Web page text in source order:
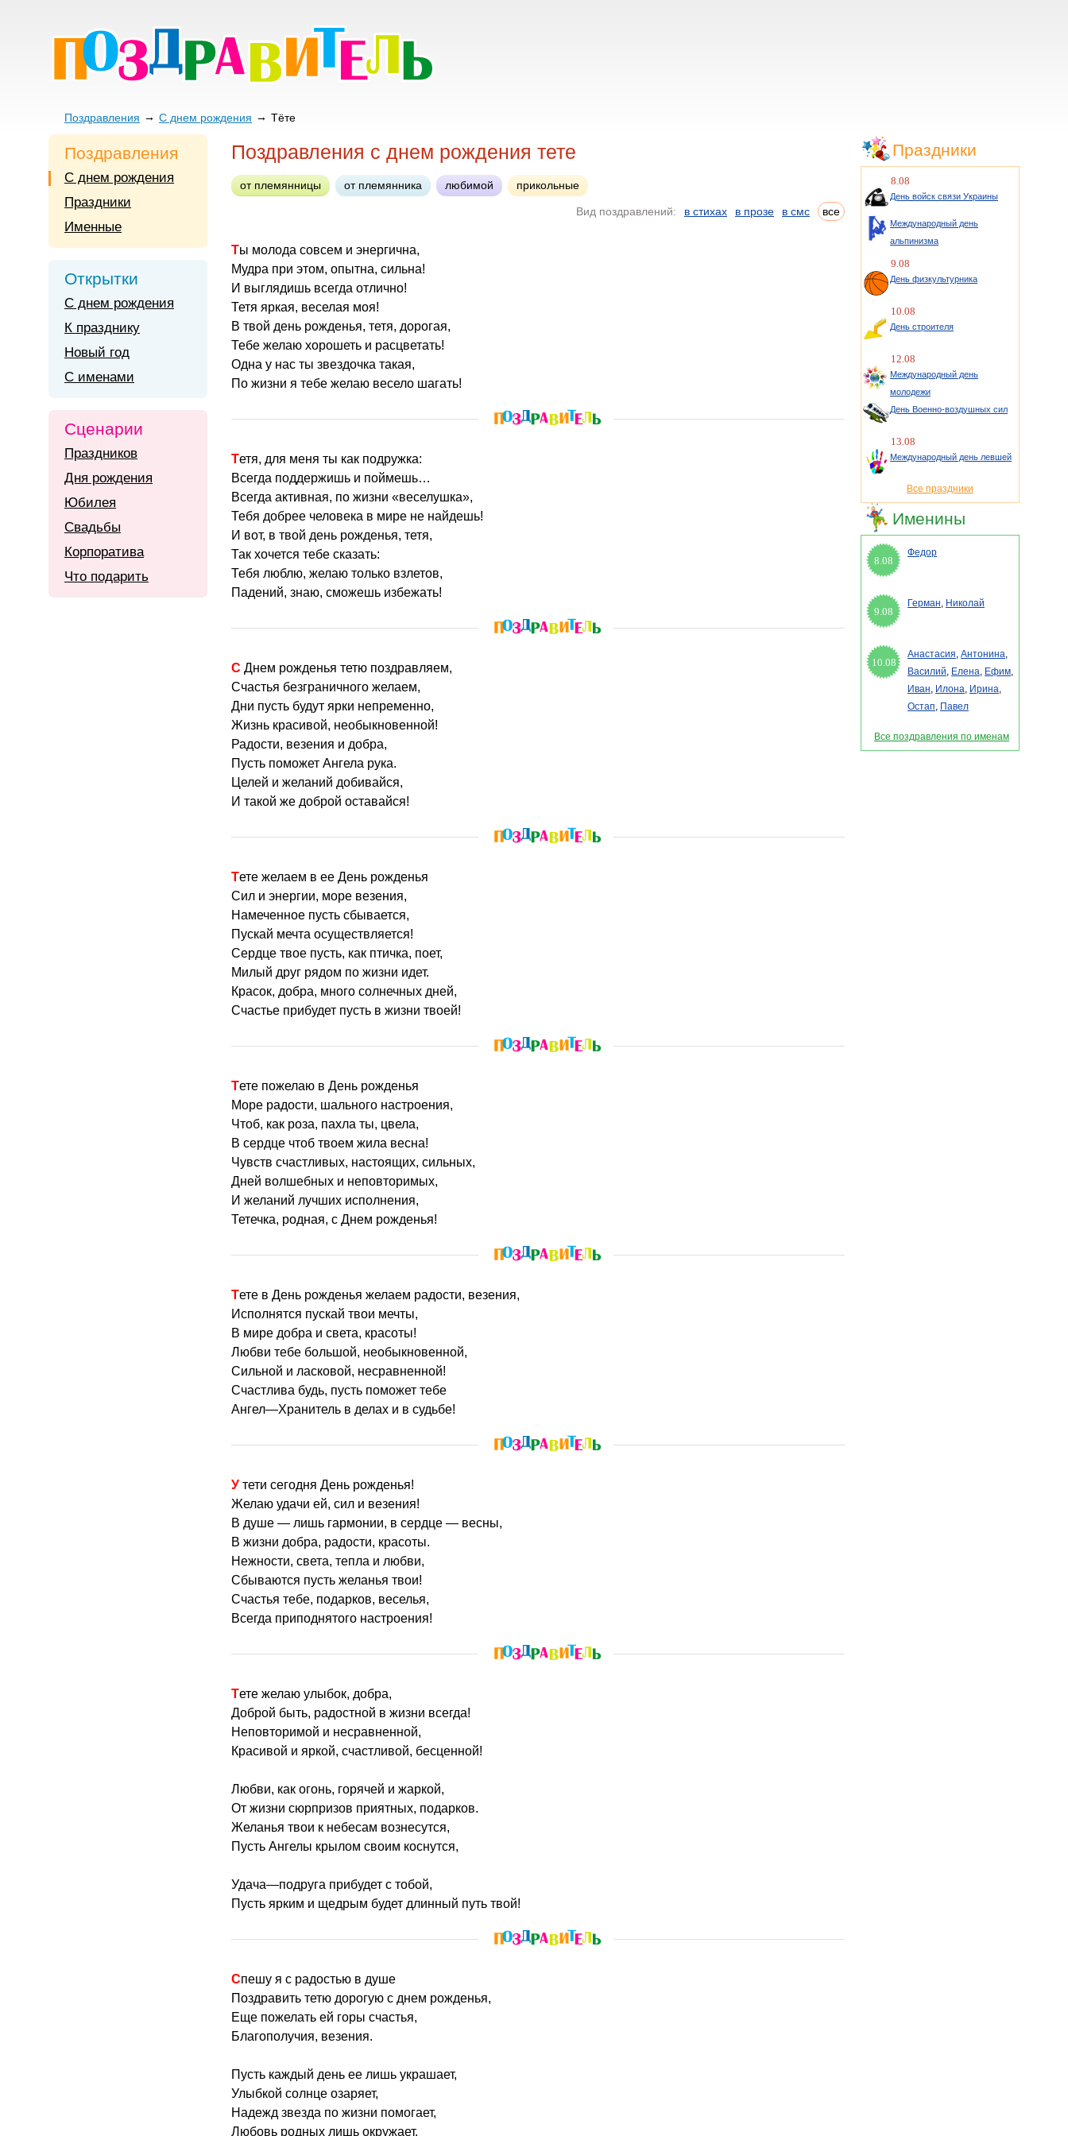
Поздравления С днем рождения Тёте
Поздравления с днем рождения тете
от племянницы от племянника любимой прикольные
Вид поздравлений: в стихах в прозе в смс все
Ты молода совсем и энергична,
Мудра при этом, опытна, сильна!
И выглядишь всегда отлично!
Тетя яркая, веселая моя!
В твой день рожденья, тетя, дорогая,
Тебе желаю хорошеть и расцветать!
Одна у нас ты звездочка такая,
По жизни я тебе желаю весело шагать!
Тетя, для меня ты как подружка:
Всегда поддержишь и поймешь…
Всегда активная, по жизни «веселушка»,
Тебя добрее человека в мире не найдешь!
И вот, в твой день рожденья, тетя,
Так хочется тебе сказать:
Тебя люблю, желаю только взлетов,
Падений, знаю, сможешь избежать!
С Днем рожденья тетю поздравляем,
Счастья безграничного желаем,
Дни пусть будут ярки непременно,
Жизнь красивой, необыкновенной!
Радости, везения и добра,
Пусть поможет Ангела рука.
Целей и желаний добивайся,
И такой же доброй оставайся!
Тете желаем в ее День рожденья
Сил и энергии, море везения,
Намеченное пусть сбывается,
Пускай мечта осуществляется!
Сердце твое пусть, как птичка, поет,
Милый друг рядом по жизни идет.
Красок, добра, много солнечных дней,
Счастье прибудет пусть в жизни твоей!
Тете пожелаю в День рожденья
Море радости, шального настроения,
Чтоб, как роза, пахла ты, цвела,
В сердце чтоб твоем жила весна!
Чувств счастливых, настоящих, сильных,
Дней волшебных и неповторимых,
И желаний лучших исполнения,
Тетечка, родная, с Днем рожденья!
Тете в День рожденья желаем радости, везения,
Исполнятся пускай твои мечты,
В мире добра и света, красоты!
Любви тебе большой, необыкновенной,
Сильной и ласковой, несравненной!
Счастлива будь, пусть поможет тебе
Ангел—Хранитель в делах и в судьбе!
У тети сегодня День рожденья!
Желаю удачи ей, сил и везения!
В душе — лишь гармонии, в сердце — весны,
В жизни добра, радости, красоты.
Нежности, света, тепла и любви,
Сбываются пусть желанья твои!
Счастья тебе, подарков, веселья,
Всегда приподнятого настроения!
Тете желаю улыбок, добра,
Доброй быть, радостной в жизни всегда!
Неповторимой и несравненной,
Красивой и яркой, счастливой, бесценной!
Любви, как огонь, горячей и жаркой,
От жизни сюрпризов приятных, подарков.
Желанья твои к небесам вознесутся,
Пусть Ангелы крылом своим коснутся,
Удача—подруга прибудет с тобой,
Пусть ярким и щедрым будет длинный путь твой!
Спешу я с радостью в душе
Поздравить тетю дорогую с днем рожденья,
Еще пожелать ей горы счастья,
Благополучия, везения.
Пусть каждый день ее лишь украшает,
Улыбкой солнце озаряет,
Надежд звезда по жизни помогает,
Любовь родных лишь окружает.
Поздравления
С днем рождения
Праздники
Именные
Открытки
С днем рождения
К празднику
Новый год
С именами
Сценарии
Праздников
Дня рождения
Юбилея
Свадьбы
Корпоратива
Что подарить
Праздники
8.08
День войск связи Украины
Международный день
альпинизма
9.08
День физкультурника
10.08
День строителя
12.08
Международный день
молодежи
День Военно-воздушных сил
13.08
Международный день левшей
Все праздники
Именины
8.08
Федор
9.08
Герман, Николай
10.08
Анастасия, Антонина,
Василий, Елена, Ефим,
Иван, Илона, Ирина,
Остап, Павел
Все поздравления по именам